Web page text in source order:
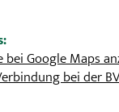
Google Maps
bei der